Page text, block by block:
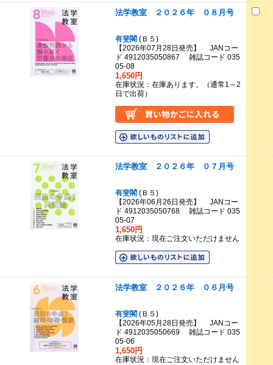
法学教室 ２０２６年 ０８月号
有斐閣 (Ｂ５)
【2026年07月28日発売】 JANコー
ド 4912035050867 雑誌コード 035
05-08
1,650円
在庫状況：在庫あります。（通常1～2
日で出荷）
法学教室 ２０２６年 ０７月号
有斐閣 (Ｂ５)
【2026年06月26日発売】 JANコー
ド 4912035050768 雑誌コード 035
05-07
1,650円
在庫状況：現在ご注文いただけません
法学教室 ２０２６年 ０６月号
有斐閣 (Ｂ５)
【2026年05月28日発売】 JANコー
ド 4912035050669 雑誌コード 035
05-06
1,650円
在庫状況：現在ご注文いただけません